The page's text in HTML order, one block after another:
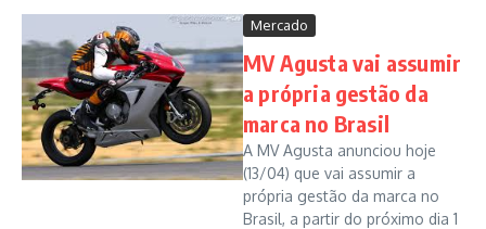
Mercado
MV Agusta vai assumir
a própria gestão da
marca no Brasil
A MV Agusta anunciou hoje
(13/04) que vai assumir a
própria gestão da marca no
Brasil, a partir do próximo dia 1